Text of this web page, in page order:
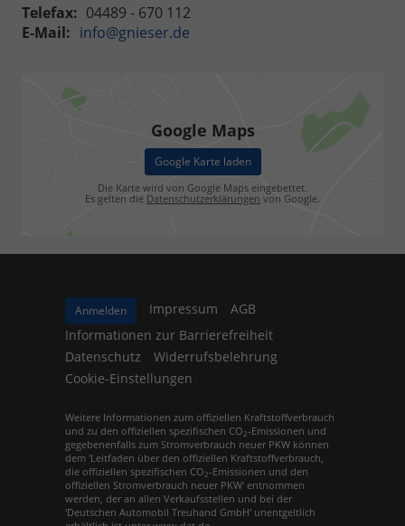
Telefax: 04489 - 670 112
E-Mail: info@gnieser.de
Google Maps
Google Karte laden
Die Karte wird von Google Maps eingebettet.
Es gelten die Datenschutzerklärungen von Google.
Anmelden Impressum
AGB
Informationen zur Barrierefreiheit
Datenschutz
Widerrufsbelehrung
Cookie-Einstellungen
Weitere Informationen zum offiziellen Kraftstoffverbrauch
und zu den offiziellen spezifischen CO2-Emissionen und
gegebenenfalls zum Stromverbrauch neuer PKW können
dem 'Leitfaden über den offiziellen Kraftstoffverbrauch,
die offiziellen spezifischen CO2-Emissionen und den
offiziellen Stromverbrauch neuer PKW' entnommen
werden, der an allen Verkaufsstellen und bei der
'Deutschen Automobil Treuhand GmbH' unentgeltlich